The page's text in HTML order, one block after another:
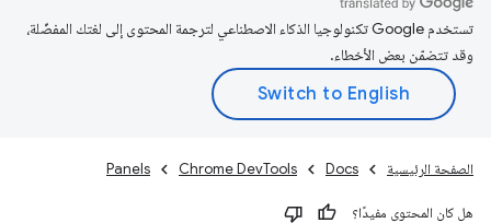
تستخدم Google تكنولوجيا الذكاء الاصطناعي لترجمة المحتوى إلى لغتك المفضّلة،
وقد تتضمّن بعض الأخطاء.
الصفحة الرئيسية Docs
Chrome DevTools
Panels
هل كان المحتوى مفيدًا؟